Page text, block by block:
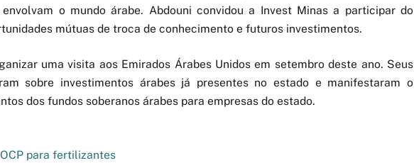
o mundo árabe. Abdouni convidou a Invest Minas a participar do
mútuas de troca de conhecimento e futuros investimentos.
uma visita aos Emirados Árabes Unidos em setembro deste ano. Seus
sobre investimentos árabes já presentes no estado e manifestaram o
dos fundos soberanos árabes para empresas do estado.
para fertilizantes